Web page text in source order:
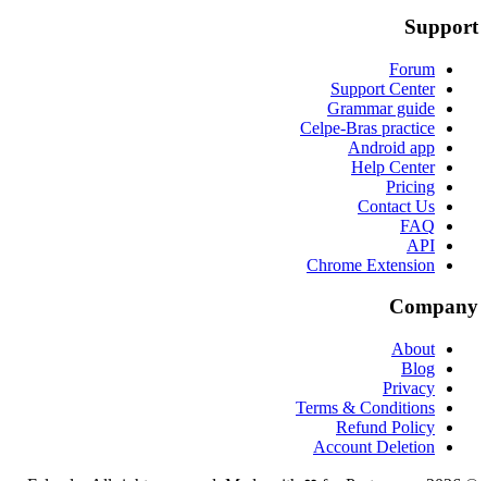
Support
Forum
Support Center
Grammar guide
Celpe-Bras practice
Android app
Help Center
Pricing
Contact Us
FAQ
API
Chrome Extension
Company
About
Blog
Privacy
Terms & Conditions
Refund Policy
Account Deletion